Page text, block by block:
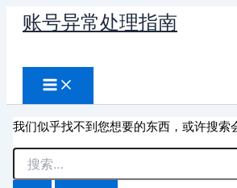
账号异常处理指南
索
我们似乎找不到您想要的东西，或许搜索
搜
索：